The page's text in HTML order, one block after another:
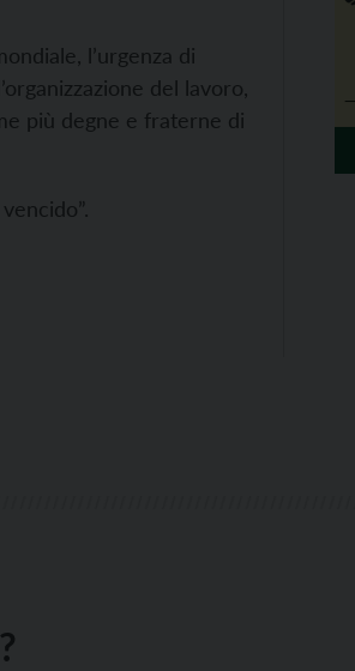
l’urgenza di
del lavoro,
più degne e fraterne di